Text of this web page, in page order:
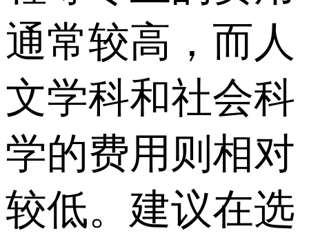
通常较高，而人
文学科和社会科
学的费用则相对
较低。建议在选